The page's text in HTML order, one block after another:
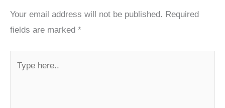
Your email address will not be published. Required
fields are marked *
here..